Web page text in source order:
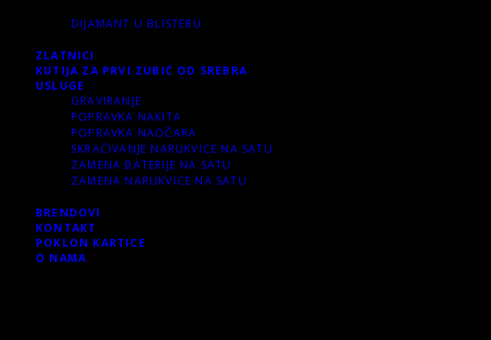
DIJAMANT U BLISTERU
ZLATNICI
KUTIJA ZA PRVI ZUBIĆ OD SREBRA
USLUGE
GRAVIRANJE
POPRAVKA NAKITA
POPRAVKA NAOČARA
SKRAĆIVANJE NARUKVICE NA SATU
ZAMENA BATERIJE NA SATU
ZAMENA NARUKVICE NA SATU
BRENDOVI
KONTAKT
POKLON KARTICE
O NAMA